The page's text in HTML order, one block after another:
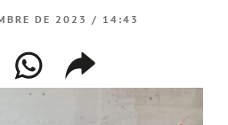
DE 2023 / 14:43
whatsappcompartir
enlace